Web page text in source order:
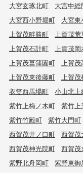
大宮玄琢北町
大宮中総
大宮西小野堀町
大宮
上賀茂畔勝町
上賀茂荒
上賀茂石計町
上賀茂岡
上賀茂菖蒲園町
上賀茂
上賀茂東後藤町
上賀茂
衣笠西馬場町
小山北上
紫竹上梅ノ木町
紫竹上
紫竹竹殿町
紫竹大門町
西賀茂井ノ口町
西賀茂
西賀茂神光院町
西賀茂
紫野北舟岡町
紫野東御